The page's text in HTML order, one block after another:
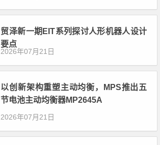
贸泽新一期EIT系列探讨人形机器人设计
要点
2026年07月21日
以创新架构重塑主动均衡，MPS推出五
节电池主动均衡器MP2645A
2026年07月21日